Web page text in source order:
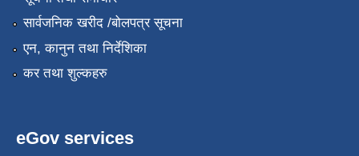
सार्वजनिक खरीद /बोलपत्र सूचना
एन, कानुन तथा निर्देशिका
कर तथा शुल्कहरु
eGov services